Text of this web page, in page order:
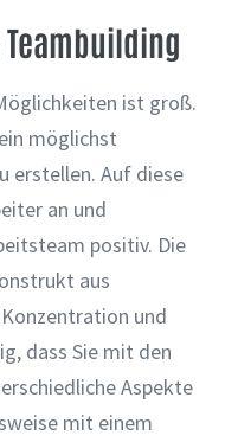
ist groß.
möglichst
erstellen. Auf diese
an und
positiv. Die
aus
und
dass Sie mit den
Aspekte
mit einem